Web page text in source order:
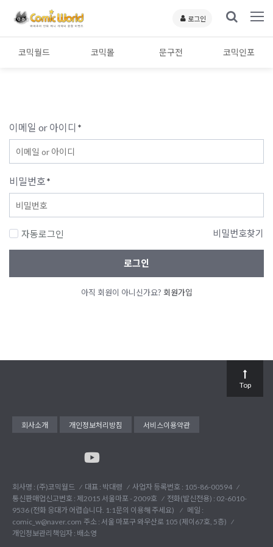
로그인
코믹월드 코믹몰 문구전 코믹인포
이메일 or 아이디 *
비밀번호*
자동로그인 비밀번호찾기
로그인
아직 회원이 아니신가요? 회원가입
회사소개 개인정보처리방침 서비스이용약관
회사명 : (주)코믹월드 대표 : 박대령
사업자 등록번호 : 105-86-00594
통신판매업신고번호 : 제2015 서울마포 - 2009호
전화(발신전용) : 02-6010-
9536 (전화 응대가 어렵습니다. 1:1문의 이용해 주세요)
메일 :
comic_w@naver.com 주소 : 서울 마포구 와우산로 105 (제이67호, 5층)
개인정보관리책임자 : 배소영
Top